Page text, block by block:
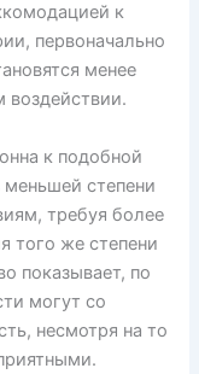
к
первоначально
менее
воздействии.
к подобной
степени
требуя более
того же степени
показывает, по
могут со
несмотря на то